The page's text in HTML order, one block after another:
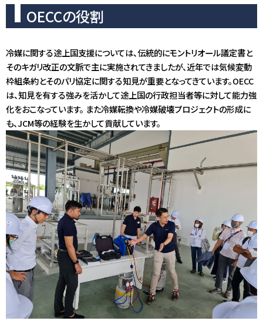
OECCの役割
冷媒に関する途上国支援については、伝統的にモントリオール議定書と
そのキガリ改正の文脈で主に実施されてきましたが、近年では気候変動
枠組条約とそのパリ協定に関する知見が重要となってきています。OECC
は、知見を有する強みを活かして途上国の行政担当者等に対して能力強
化をおこなっています。 また冷媒転換や冷媒破壊プロジェクトの形成に
も、JCM等の経験を生かして貢献しています。